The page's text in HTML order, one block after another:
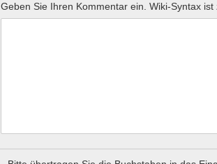
Geben Sie Ihren Kommentar ein. Wiki-Syntax ist